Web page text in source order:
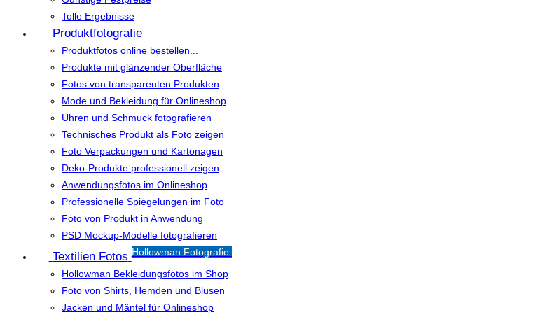
Tolle Ergebnisse
Produktfotografie
Produktfotos online bestellen...
Produkte mit glänzender Oberfläche
Fotos von transparenten Produkten
Mode und Bekleidung für Onlineshop
Uhren und Schmuck fotografieren
Technisches Produkt als Foto zeigen
Foto Verpackungen und Kartonagen
Deko-Produkte professionell zeigen
Anwendungsfotos im Onlineshop
Professionelle Spiegelungen im Foto
Foto von Produkt in Anwendung
PSD Mockup-Modelle fotografieren
Textilien Fotos Hollowman Fotografie
Hollowman Bekleidungsfotos im Shop
Foto von Shirts, Hemden und Blusen
Jacken und Mäntel für Onlineshop